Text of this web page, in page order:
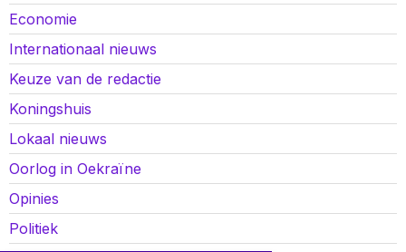
Economie
Internationaal nieuws
Keuze van de redactie
Koningshuis
Lokaal nieuws
Oorlog in Oekraïne
Opinies
Politiek